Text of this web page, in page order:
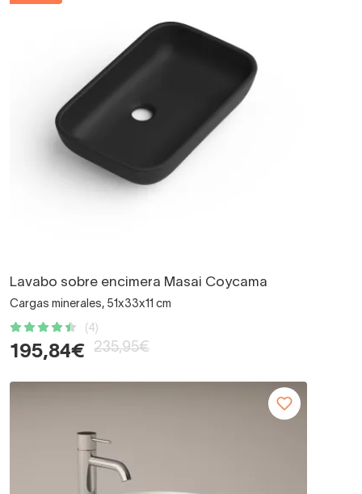
Lavabo sobre encimera Masai Coycama
Cargas minerales, 51x33x11 cm
(4)
195,84€ 235,95€